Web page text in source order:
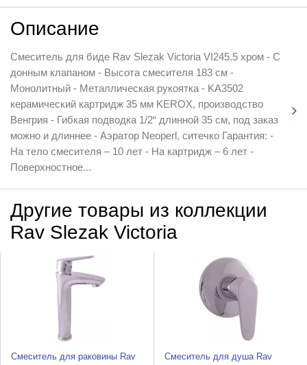
Описание
Смеситель для биде Rav Slezak Victoria VI245.5 хром - С
донным клапаном - Высота смесителя 183 см -
Монолитный - Металлическая рукоятка - KA3502
керамический картридж 35 мм KEROX, производство
Венгрия - Гибкая подводка 1/2“ длинной 35 см, под заказ
можно и длиннее - Аэратор Neoperl, ситечко Гарантия: -
На тело смесителя – 10 лет - На картридж – 6 лет -
Поверхностное...
Другие товары из коллекции
Rav Slezak Victoria
Смеситель для раковины Rav
Смеситель для душа Rav